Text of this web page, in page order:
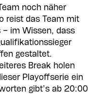
noch näher
reist das Team mit
– im Wissen, dass
gestaltet.
Break holen
Playoffserie ein
gibt’s ab 20:00